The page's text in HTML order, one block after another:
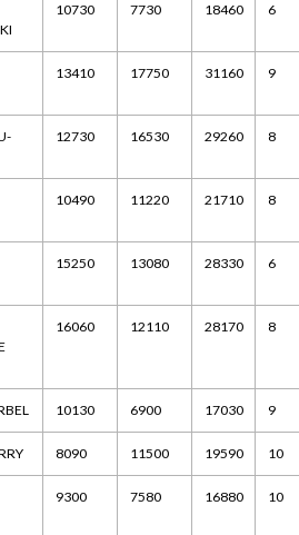
10730 7730 18460 6
13410 17750 31160 9
12730 16530 29260 8
10490 11220 21710 8
15250 13080 28330 6
16060 12110 28170 8
10130 6900 17030 9
8090 11500 19590 10
9300 7580 16880 10